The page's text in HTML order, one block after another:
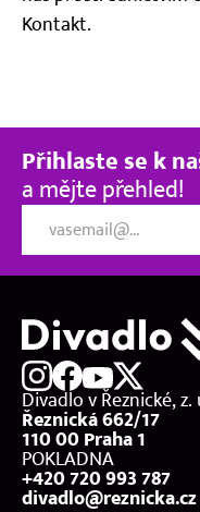
Kontakt.
Přihlaste se k
a mějte přehled!
Divadlo v Řeznické, z.
Řeznická 662/17
110 00 Praha 1
POKLADNA
+420 720 993 787
divadlo@reznicka.cz